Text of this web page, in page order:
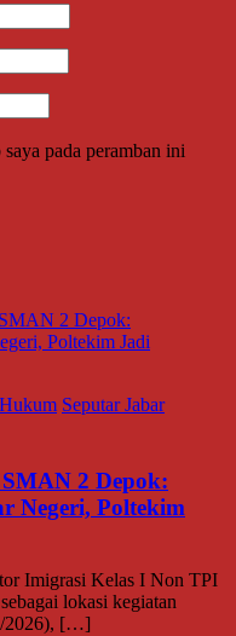
pada peramban ini
Seputar Jabar
2 Depok:
Negeri, Poltekim
Imigrasi Kelas I Non TPI
lokasi kegiatan
2026), […]